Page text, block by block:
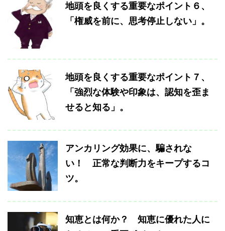
地頭を良くする重要なポイント６、
「権威を前に、思考停止しない」。
地頭を良くする重要なポイント７、
「強烈な体験や印象は、認知を歪ま
せると知る」。
アンカリング効果に、騙されな
い！ 正常な判断力をキープするコ
ツ。
知恵とは何か？ 知恵に優れた人に